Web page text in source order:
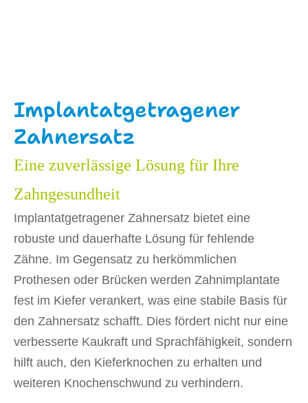
Implantatgetragener
Zahnersatz
Eine zuverlässige Lösung für Ihre
Zahngesundheit
Implantatgetragener Zahnersatz bietet eine
robuste und dauerhafte Lösung für fehlende
Zähne. Im Gegensatz zu herkömmlichen
Prothesen oder Brücken werden Zahnimplantate
fest im Kiefer verankert, was eine stabile Basis für
den Zahnersatz schafft. Dies fördert nicht nur eine
verbesserte Kaukraft und Sprachfähigkeit, sondern
hilft auch, den Kieferknochen zu erhalten und
weiteren Knochenschwund zu verhindern.